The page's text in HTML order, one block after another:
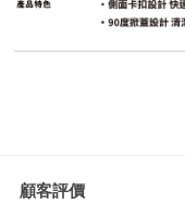
顧客評價